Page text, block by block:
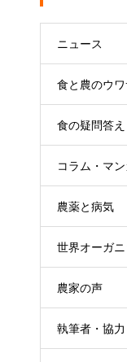
ニュース
食と農のウ
食の疑問答
コラム・マ
農薬と病気
世界オーガニ
農家の声
執筆者・協力